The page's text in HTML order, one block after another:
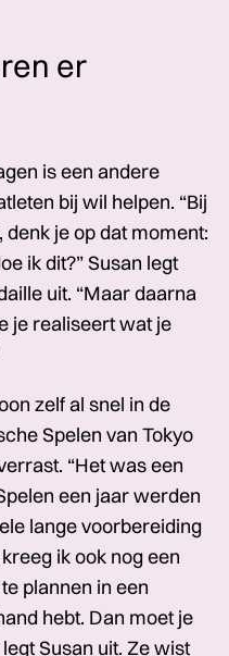
er
is een andere
bij wil helpen. “Bij
je op dat moment:
ik dit?” Susan legt
uit. “Maar daarna
je realiseert wat je
zelf al snel in de
Spelen van Tokyo
“Het was een
een jaar werden
lange voorbereiding
ik ook nog een
plannen in een
hebt. Dan moet je
Susan uit. Ze wist